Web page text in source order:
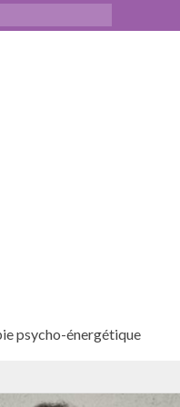
psycho-énergétique